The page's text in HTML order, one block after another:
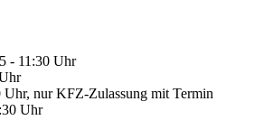
- 11:30 Uhr
Uhr, nur KFZ-Zulassung mit Termin
Uhr